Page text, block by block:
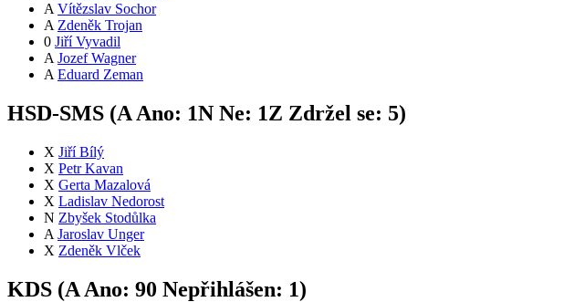
A Vítězslav Sochor
A Zdeněk Trojan
0 Jiří Vyvadil
A Jozef Wagner
A Eduard Zeman
HSD-SMS (A Ano: 1N Ne: 1Z Zdržel se: 5)
X Jiří Bílý
X Petr Kavan
X Gerta Mazalová
X Ladislav Nedorost
N Zbyšek Stodůlka
A Jaroslav Unger
X Zdeněk Vlček
KDS (A Ano: 90 Nepřihlášen: 1)